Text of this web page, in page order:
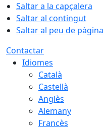
Saltar a la capçalera
Saltar al contingut
Saltar al peu de pàgina
Contactar
Idiomes
Català
Castellà
Anglès
Alemany
Francès